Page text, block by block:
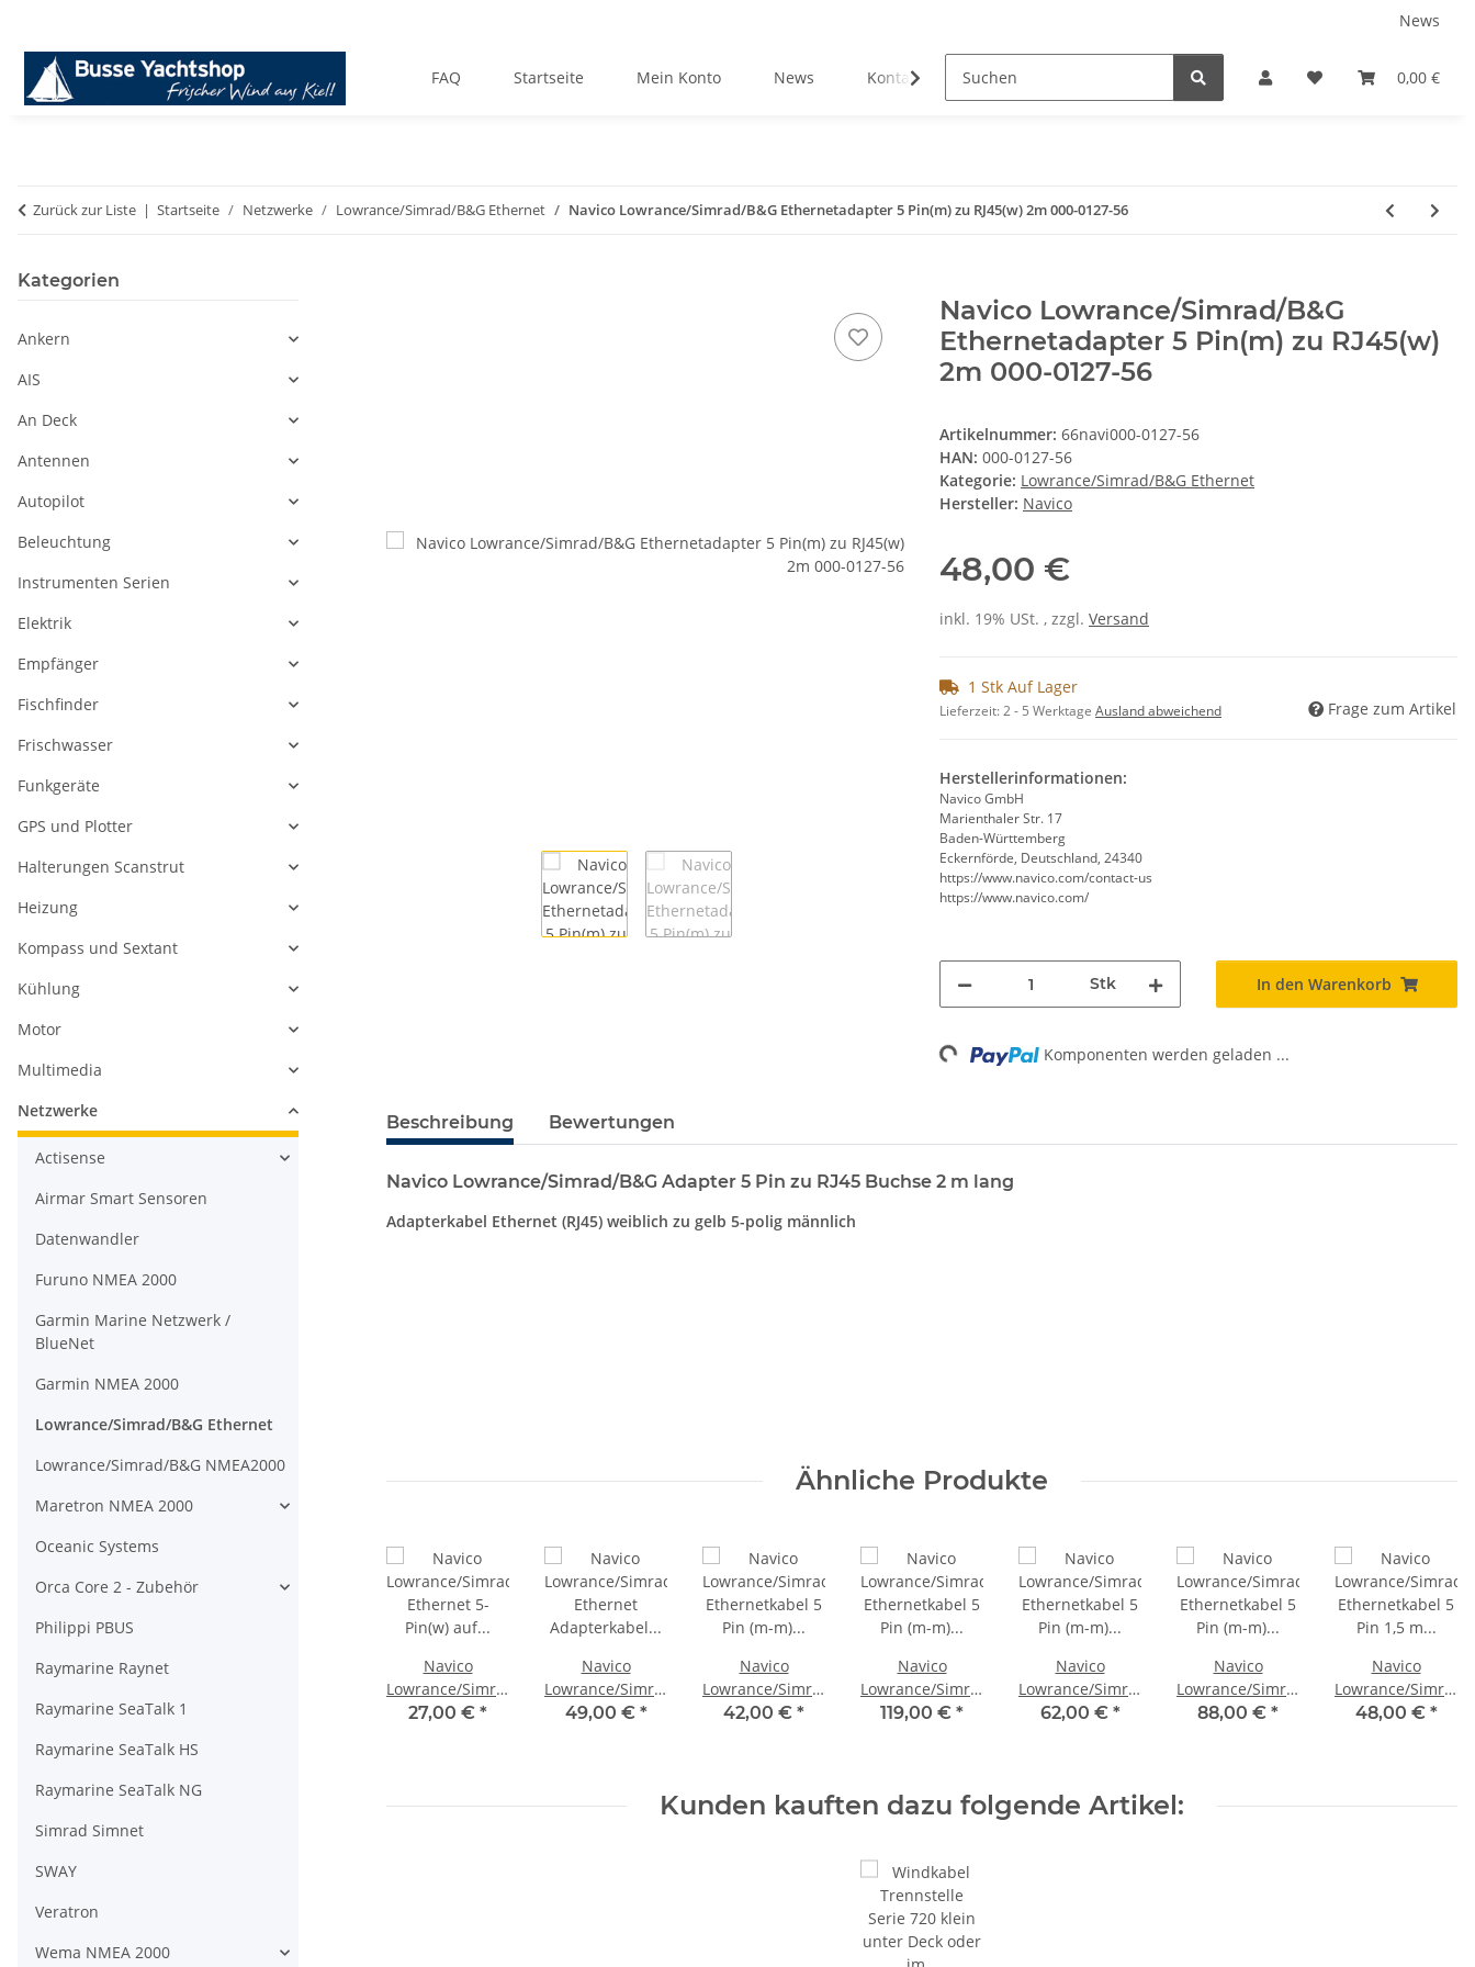
News
0,00 €
FAQ Startseite Mein Konto News Kontakt Service
Zurück zur Liste Startseite Netzwerke Lowrance/Simrad/B&G Ethernet Navico Lowrance/Simrad/B&G Ethernetadapter 5 Pin(m) zu RJ45(w) 2m 000-0127-56
Navico Lowrance/Simrad/B&G
Ethernetadapter 5 Pin(m) zu RJ45(w)
2m 000-0127-56
Artikelnummer: 66navi000-0127-56
HAN: 000-0127-56
Kategorie: Lowrance/Simrad/B&G Ethernet
Hersteller: Navico
48,00 €
inkl. 19% USt. , zzgl. Versand
1 Stk Auf Lager
Lieferzeit:2 - 5 Werktage Ausland abweichend Frage zum Artikel
Herstellerinformationen:
Navico GmbH
Marienthaler Str. 17
Baden-Württemberg
Eckernförde, Deutschland, 24340
https://www.navico.com/contact-us
https://www.navico.com/
Stk In den Warenkorb
Loading... Komponenten werden geladen ...
Beschreibung Bewertungen
Navico Lowrance/Simrad/B&G Adapter 5 Pin zu RJ45 Buchse 2 m lang
Adapterkabel Ethernet (RJ45) weiblich zu gelb 5-polig männlich
Ähnliche Produkte
Navico
Lowrance/Simrad/B&G
Ethernet 5-
000-11246-001
27,00 € *
Navico
Lowrance/Simrad/B&G
Ethernet
weiblich 000-
49,00 € *
Navico
Lowrance/Simrad/B&G
Ethernetkabel 5
42,00 € *
Navico
Lowrance/Simrad/B&G
Ethernetkabel 5
119,00 € *
Navico
Lowrance/Simrad/B&G
Ethernetkabel 5
62,00 € *
Navico
Lowrance/Simrad/B&G
Ethernetkabel 5
88,00 € *
Navico
Lowrance/Simrad/
Ethernetkabel 5
48,00 € *
Kunden kauften dazu folgende Artikel:
Kategorien
Ankern
AIS
An Deck
Antennen
Autopilot
Beleuchtung
Instrumenten Serien
Elektrik
Empfänger
Fischfinder
Frischwasser
Funkgeräte
GPS und Plotter
Halterungen Scanstrut
Heizung
Kompass und Sextant
Kühlung
Motor
Multimedia
Netzwerke
Actisense
Airmar Smart Sensoren
Datenwandler
Furuno NMEA 2000
Garmin Marine Netzwerk /
BlueNet
Garmin NMEA 2000
Lowrance/Simrad/B&G Ethernet
Lowrance/Simrad/B&G NMEA2000
Maretron NMEA 2000
Oceanic Systems
Orca Core 2 - Zubehör
Philippi PBUS
Raymarine Raynet
Raymarine SeaTalk 1
Raymarine SeaTalk HS
Raymarine SeaTalk NG
Simrad Simnet
SWAY
Veratron
Wema NMEA 2000